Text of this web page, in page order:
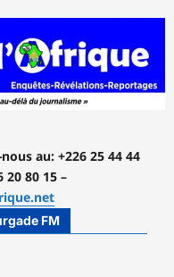
au: +226 25 44 44
20 80 15 –
FM